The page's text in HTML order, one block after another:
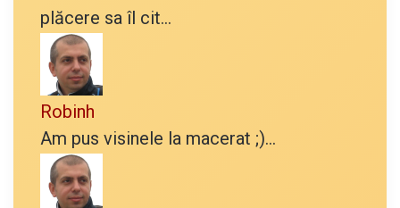
plăcere sa îl cit...
Robinh
Am pus visinele la macerat ;)...